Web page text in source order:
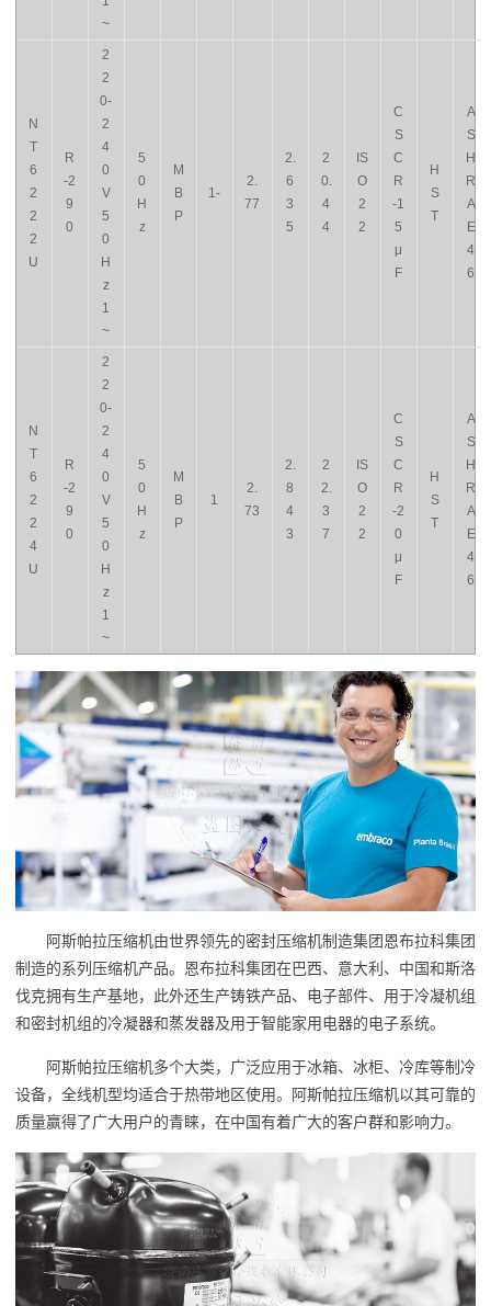
~
N
T
6
2
2
2
U
R
-2
9
0
2
2
0-
2
4
0
V
5
0
H
z
1
~
5
0
H
z
M
B
P
1-
2.
77
2.
6
3
5
2
0.
4
4
IS
O
2
2
C
S
C
R
-1
5
μ
F
H
S
T
A
S
H
R
A
E
4
6
N
T
6
2
2
4
U
R
-2
9
0
2
2
0-
2
4
0
V
5
0
H
z
1
~
5
0
H
z
M
B
P
1
2.
73
2.
8
4
3
2
2.
3
7
IS
O
2
2
C
S
C
R
-2
0
μ
F
H
S
T
A
S
H
R
A
E
4
6
阿斯帕拉压缩机由世界领先的密封压缩机制造集团恩布拉科集团
制造的系列压缩机产品。恩布拉科集团在巴西、意大利、中国和斯洛
伐克拥有生产基地，此外还生产铸铁产品、电子部件、用于冷凝机组
和密封机组的冷凝器和蒸发器及用于智能家用电器的电子系统。
阿斯帕拉压缩机多个大类，广泛应用于冰箱、冰柜、冷库等制冷
设备，全线机型均适合于热带地区使用。阿斯帕拉压缩机以其可靠的
质量赢得了广大用户的青睐，在中国有着广大的客户群和影响力。